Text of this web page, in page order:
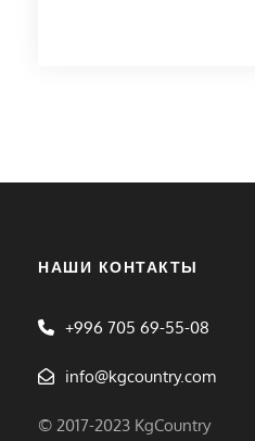
НАШИ КОНТАКТЫ
+996 705 69-55-08
info@kgcountry.com
© 2017-2023 KgCountry